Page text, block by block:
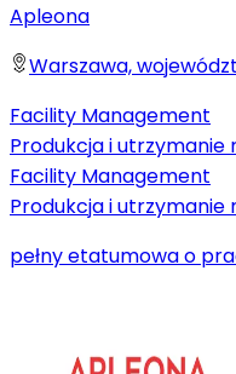
Apleona
Warszawa,
Facility Management
Produkcja i utrzymanie
Facility Management
Produkcja i utrzymanie
pełny etatumowa o